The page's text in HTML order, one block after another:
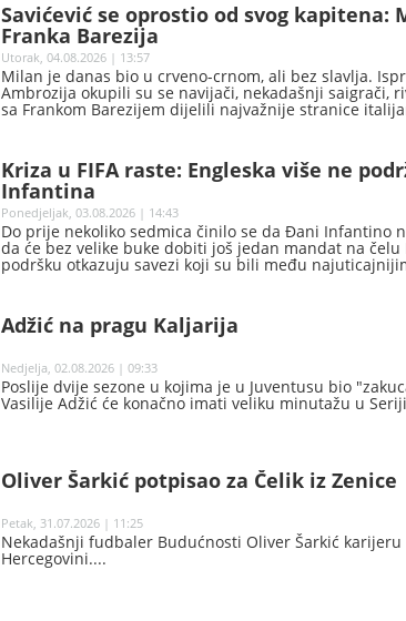
Savićević se oprostio od svog kapitena:
Franka Barezija
Utorak, 04.08.2026 | 13:57
Milan je danas bio u crveno-crnom, ali bez slavlja.
Ambrozija okupili su se navijači, nekadašnji saigrači,
sa Frankom Barezijem dijelili najvažnije stranice
Kriza u FIFA raste: Engleska više ne
Infantina
Ponedjeljak, 03.08.2026 | 14:43
Do prije nekoliko sedmica činilo se da Đani Infantino
da će bez velike buke dobiti još jedan mandat na čelu
podršku otkazuju savezi koji su bili među
njegove predsjedničke većine.
Adžić na pragu Kaljarija
Nedjelja, 02.08.2026 | 09:33
Poslije dvije sezone u kojima je u Juventusu bio
Vasilije Adžić će konačno imati veliku minutažu u
Oliver Šarkić potpisao za Čelik iz Zenice
Petak, 31.07.2026 | 11:25
Nekadašnji fudbaler Budućnosti Oliver Šarkić
Hercegovini.